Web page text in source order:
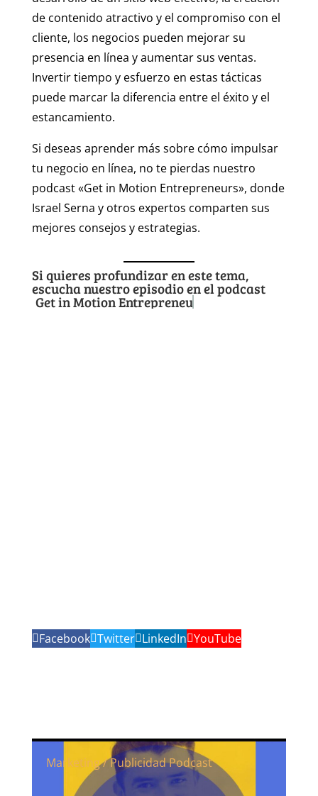
de contenido atractivo y el compromiso con el
cliente, los negocios pueden mejorar su
presencia en línea y aumentar sus ventas.
Invertir tiempo y esfuerzo en estas tácticas
puede marcar la diferencia entre el éxito y el
estancamiento.
Si deseas aprender más sobre cómo impulsar
tu negocio en línea, no te pierdas nuestro
podcast «Get in Motion Entrepreneurs», donde
Israel Serna y otros expertos comparten sus
mejores consejos y estrategias.
Si quieres profundizar en este tema,
escucha nuestro episodio en el podcast
Get in Motion Entrepreneurs
Facebook Twitter LinkedIn YouTube
Marketing / PublicidadPodcast